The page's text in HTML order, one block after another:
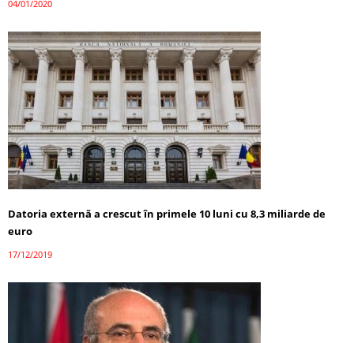
04/01/2020
Datoria externă a crescut în primele 10 luni cu 8,3 miliarde de
euro
17/12/2019